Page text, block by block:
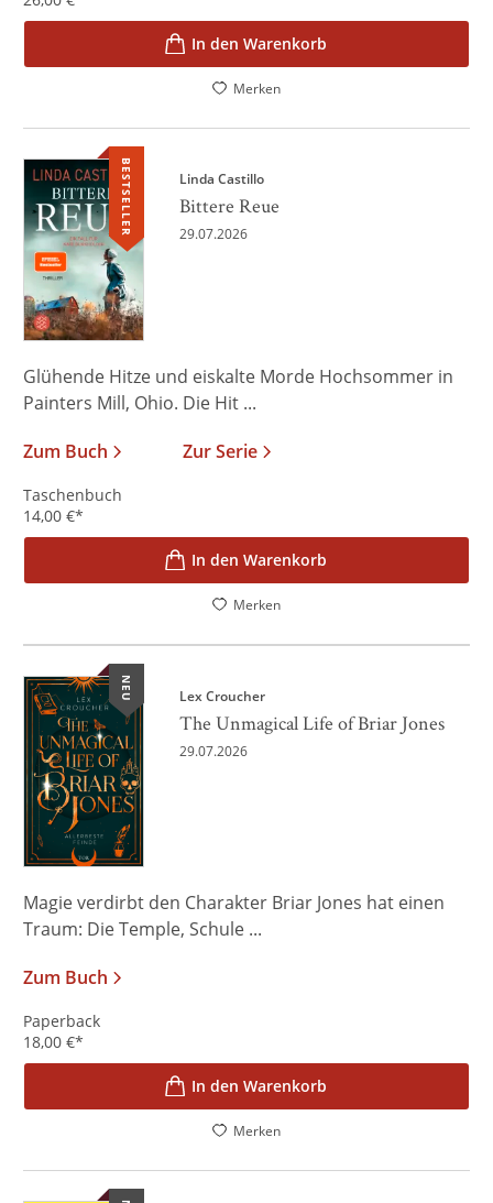
In den Warenkorb
Merken
BESTSELLER Linda Castillo
Bittere Reue
29.07.2026
Glühende Hitze und eiskalte Morde Hochsommer in
Painters Mill, Ohio. Die Hit ...
Zum Buch
Zur Serie
Taschenbuch
14,00 €*
In den Warenkorb
Merken
NEU Lex Croucher
The Unmagical Life of Briar Jones
29.07.2026
Magie verdirbt den Charakter Briar Jones hat einen
Traum: Die Temple, Schule ...
Zum Buch
Paperback
18,00 €*
In den Warenkorb
Merken